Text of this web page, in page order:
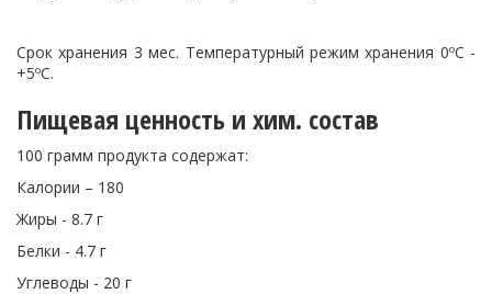
Срок хранения 3 мес. Температурный режим хранения 0ºС -
+5ºС.
Пищевая ценность и хим. состав
100 грамм продукта содержат:
Калории – 180
Жиры - 8.7 г
Белки - 4.7 г
Углеводы - 20 г